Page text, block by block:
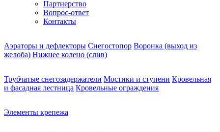
Партнерство
Вопрос-ответ
Контакты
Аэраторы и дефлекторы Снегостопор Воронка (выход из
желоба) Нижнее колено (слив)
Трубчатые снегозадержатели Мостики и ступени Кровельная
и фасадная лестница Кровельные ограждения
Элементы крепежа